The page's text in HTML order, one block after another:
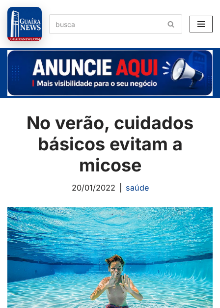
Pular
para
o
conteúdo
No verão, cuidados
básicos evitam a
micose
20/01/2022 saúde